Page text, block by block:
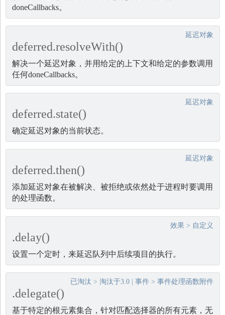
doneCallbacks。
延迟对象
deferred.resolveWith()
解决一个延迟对象，并用给定的上下文和给定的参数调用
任何doneCallbacks。
延迟对象
deferred.state()
确定延迟对象的当前状态。
延迟对象
deferred.then()
添加延迟对象在被解决、被拒绝或依然处于进程时要调用
的处理函数。
效果 > 自定义
.delay()
设置一个定时，来延迟队列中后续项目的执行。
已淘汰 > 淘汰于3.0 事件 > 事件处理函数附件
.delegate()
基于特定的根元素集合，针对匹配选择器的所有元素，无